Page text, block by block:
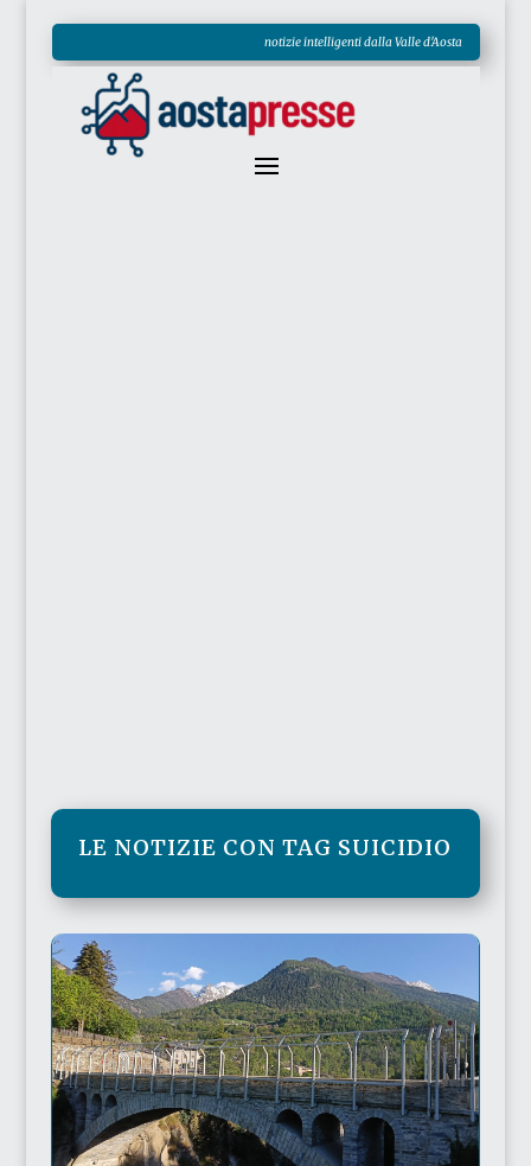
notizie intelligenti dalla Valle d'Aosta
LE NOTIZIE CON TAG SUICIDIO